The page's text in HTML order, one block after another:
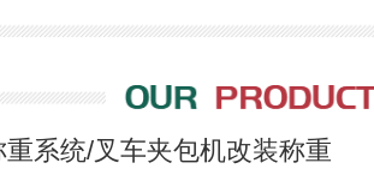
系统/叉车夹包机改装称重